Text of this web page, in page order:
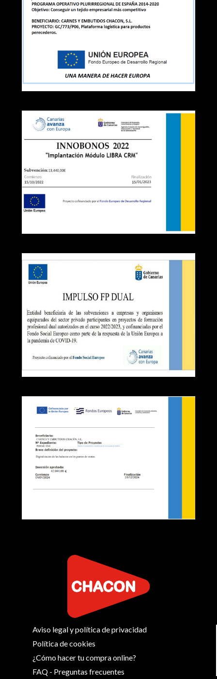
Aviso legal y política de privacidad
Política de cookies
¿Cómo hacer tu compra online?
FAQ - Preguntas frecuentes